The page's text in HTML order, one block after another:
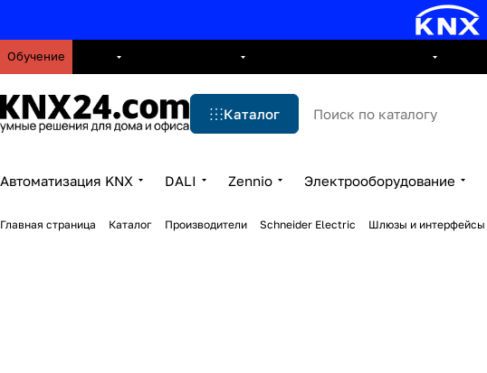
Обучение
Каталог
Автоматизация KNX DALI Zennio Электрооборудование
Главная страница Каталог Производители Schneider Electric Шлюзы и интерфейсы